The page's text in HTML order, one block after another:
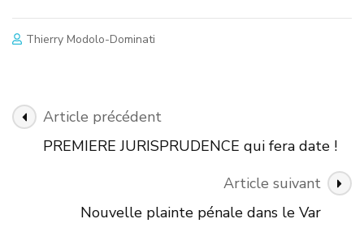
Thierry Modolo-Dominati
Navigation
des
Article précédent
PREMIERE JURISPRUDENCE qui fera date !
Article suivant
Nouvelle plainte pénale dans le Var